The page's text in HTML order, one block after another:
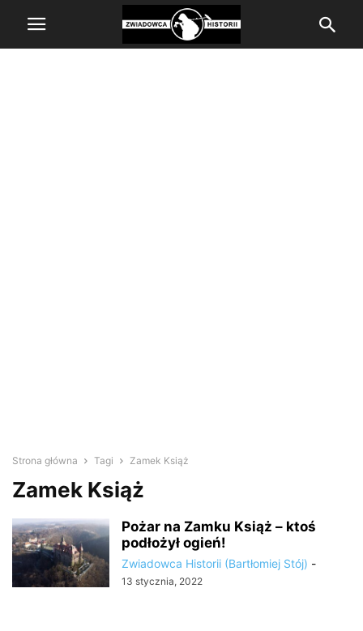
Strona główna Tagi Zamek Książ
Zamek Książ
Pożar na Zamku Książ – ktoś
podłożył ogień!
Zwiadowca Historii (Bartłomiej Stój) -
13 stycznia, 2022